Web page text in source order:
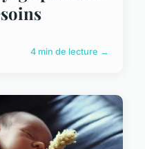
4 min de lecture →